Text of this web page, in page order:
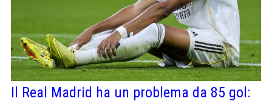
Il Real Madrid ha un problema da 85 gol: